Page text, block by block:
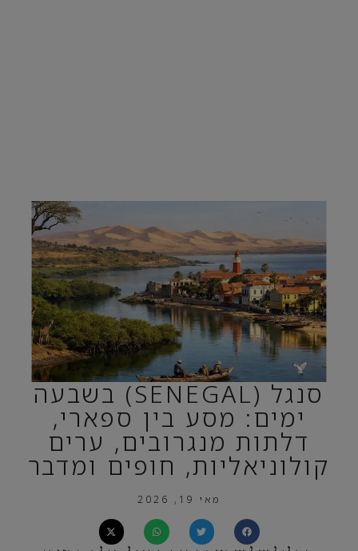
סנגל (SENEGAL) בשבעה
ימים: מסע בין ספארי,
דלתות מנגרובים, ערים
קולוניאליות, חופים ומדבר
מאי 19, 2026